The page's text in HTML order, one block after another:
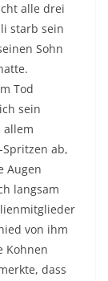
alle drei
starb sein
Sohn
Tod
sein
allem
ab,
Augen
langsam
von ihm
Kohnen
dass